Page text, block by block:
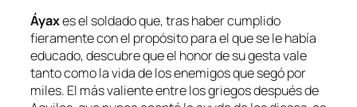
Áyaxes el soldado que, tras haber cumplido
fieramente con el propósito para el que se le había
educado, descubre que el honor de su gesta vale
tanto como la vida de los enemigos que segó por
miles. El más valiente entre los griegos después de